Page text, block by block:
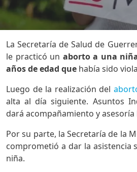
La Secretaría de Salud de
le practicó un aborto a una
años de edad que había sido
Luego de la realización del
alta al día siguiente. Asuntos
dará acompañamiento y asesoría
Por su parte, la Secretaría de la
comprometió a dar la asistencia
niña.